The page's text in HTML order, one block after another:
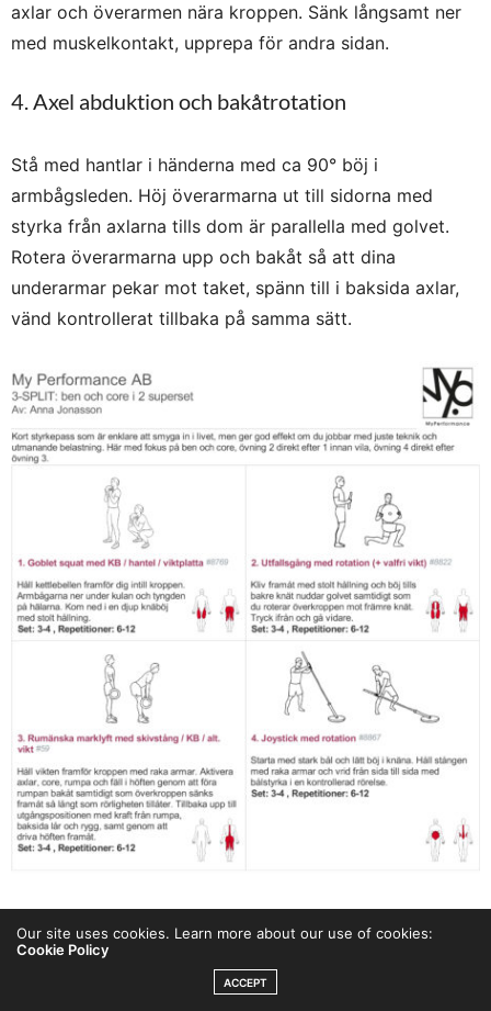
axlar och överarmen nära kroppen. Sänk långsamt ner
med muskelkontakt, upprepa för andra sidan.
4. Axel abduktion och bakåtrotation
Stå med hantlar i händerna med ca 90° böj i
armbågsleden. Höj överarmarna ut till sidorna med
styrka från axlarna tills dom är parallella med golvet.
Rotera överarmarna upp och bakåt så att dina
underarmar pekar mot taket, spänn till i baksida axlar,
vänd kontrollerat tillbaka på samma sätt.
3-split 2: ben och core
Our site uses cookies. Learn more about our use of cookies:
Cookie Policy
ACCEPT